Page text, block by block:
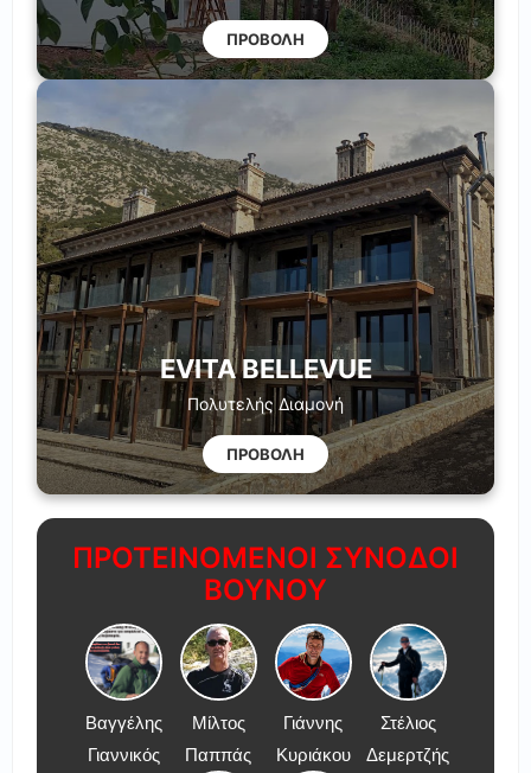
ΠΡΟΒΟΛΗ
EVITA BELLEVUE
Πολυτελής Διαμονή
ΠΡΟΒΟΛΗ
ΠΡΟΤΕΙΝΟΜΕΝΟΙ ΣΥΝΟΔΟΙ
ΒΟΥΝΟΥ
Βαγγέλης
Γιαννικός
Μίλτος
Παππάς
Γιάννης
Κυριάκου
Στέλιος
Δεμερτζής